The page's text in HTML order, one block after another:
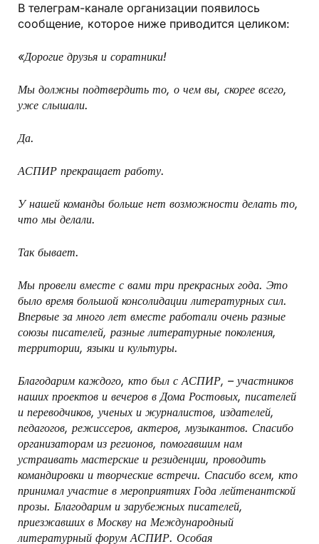
В телеграм-канале организации появилось
сообщение, которое ниже приводится целиком:
«Дорогие друзья и соратники!
Мы должны подтвердить то, о чем вы, скорее всего,
уже слышали.
Да.
АСПИР прекращает работу.
У нашей команды больше нет возможности делать то,
что мы делали.
Так бывает.
Мы провели вместе с вами три прекрасных года. Это
было время большой консолидации литературных сил.
Впервые за много лет вместе работали очень разные
союзы писателей, разные литературные поколения,
территории, языки и культуры.
Благодарим каждого, кто был с АСПИР, – участников
наших проектов и вечеров в Дома Ростовых, писателей
и переводчиков, ученых и журналистов, издателей,
педагогов, режиссеров, актеров, музыкантов. Спасибо
организаторам из регионов, помогавшим нам
устраивать мастерские и резиденции, проводить
командировки и творческие встречи. Спасибо всем, кто
принимал участие в мероприятиях Года лейтенантской
прозы. Благодарим и зарубежных писателей,
приезжавших в Москву на Международный
литературный форум АСПИР. Особая